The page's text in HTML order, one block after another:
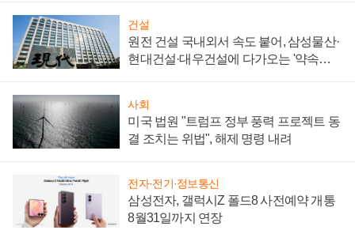
건설
원전 건설 국내외서 속도 붙어, 삼성물산·
현대건설·대우건설에 다가오는 '약속의
사회
미국 법원 "트럼프 정부 풍력 프로젝트 동
결 조치는 위법", 해제 명령 내려
전자·전기·정보통신
삼성전자, 갤럭시Z 폴드8 사전예약 개통
8월31일까지 연장